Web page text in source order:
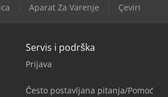
Aparat Za Varenje Çeviri
Servis i podrška
Prijava
Često postavljana pitanja/Pomoć